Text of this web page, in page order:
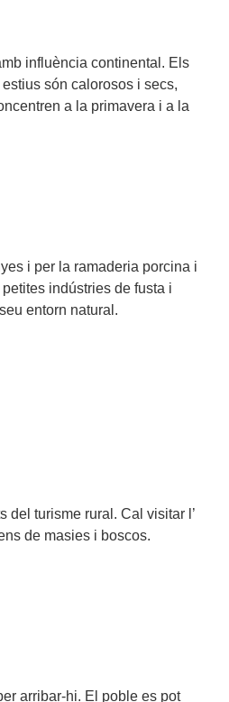
influència continental. Els
són calorosos i secs,
a la primavera i a la
i per la ramaderia porcina i
indústries de fusta i
entorn natural.
del turisme rural. Cal visitar l’
de masies i boscos.
arribar-hi. El poble es pot